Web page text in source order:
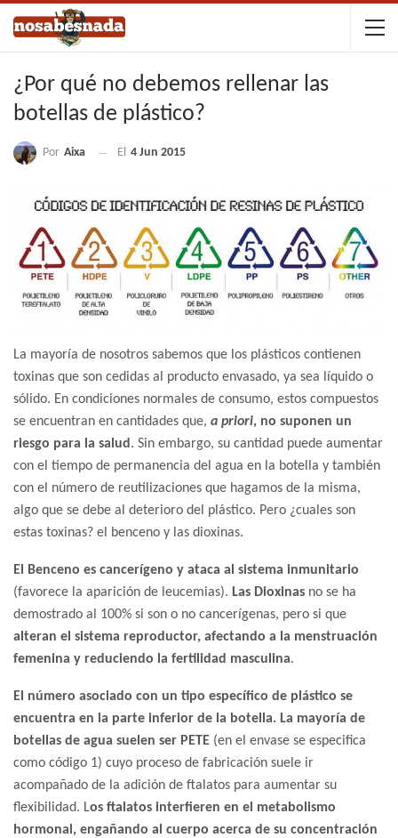
¿Por qué no debemos rellenar las
botellas de plástico?
Por Aixa El 4 Jun 2015
La mayoría de nosotros sabemos que los plásticos contienen
toxinas que son cedidas al producto envasado, ya sea líquido o
sólido. En condiciones normales de consumo, estos compuestos
se encuentran en cantidades que, a priori, no suponen un
riesgo para la salud . Sin embargo, su cantidad puede aumentar
con el tiempo de permanencia del agua en la botella y también
con el número de reutilizaciones que hagamos de la misma,
algo que se debe al deterioro del plástico. Pero ¿cuales son
estas toxinas? el benceno y las dioxinas.
El Benceno es cancerígeno y ataca al sistema inmunitario
(favorece la aparición de leucemias). Las Dioxinas no se ha
demostrado al 100% si son o no cancerígenas, pero si que
alteran el sistema reproductor, afectando a la menstruación
femenina y reduciendo la fertilidad masculina.
El número asociado con un tipo específico de plástico se
encuentra en la parte inferior de la botella. La mayoría de
botellas de agua suelen ser PETE (en el envase se especifica
como código 1) cuyo proceso de fabricación suele ir
acompañado de la adición de ftalatos para aumentar su
flexibilidad. Los ftalatos interfieren en el metabolismo
hormonal, engañando al cuerpo acerca de su concentración